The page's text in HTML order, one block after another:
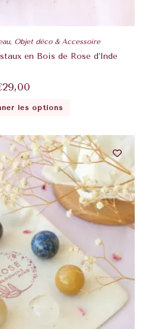
, Objet déco & Accessoire
en Bois de Rose d’Inde
29,00
les options